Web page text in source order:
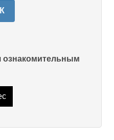
ознакомительным